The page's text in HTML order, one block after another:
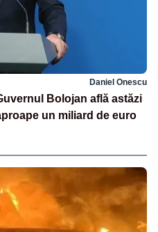
Daniel Onescu
Bolojan află astăzi
un miliard de euro